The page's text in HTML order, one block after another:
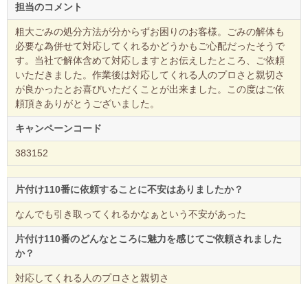
担当のコメント
粗大ごみの処分方法が分からずお困りのお客様。ごみの解体も
必要な為併せて対応してくれるかどうかもご心配だったそうで
す。当社で解体含めて対応しますとお伝えしたところ、ご依頼
いただきました。作業後は対応してくれる人のプロさと親切さ
が良かったとお喜びいただくことが出来ました。この度はご依
頼頂きありがとうございました。
キャンペーンコード
383152
片付け110番に依頼することに不安はありましたか？
なんでも引き取ってくれるかなぁという不安があった
片付け110番のどんなところに魅力を感じてご依頼されました
か？
対応してくれる人のプロさと親切さ